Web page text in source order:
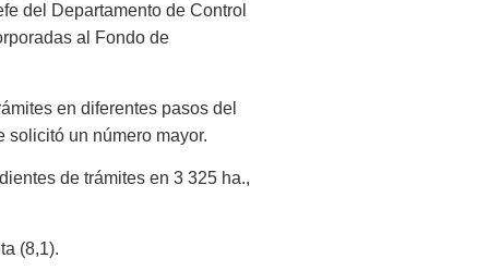
del Departamento de Control
al Fondo de
en diferentes pasos del
solicitó un número mayor.
de trámites en 3 325 ha.,
(8,1).